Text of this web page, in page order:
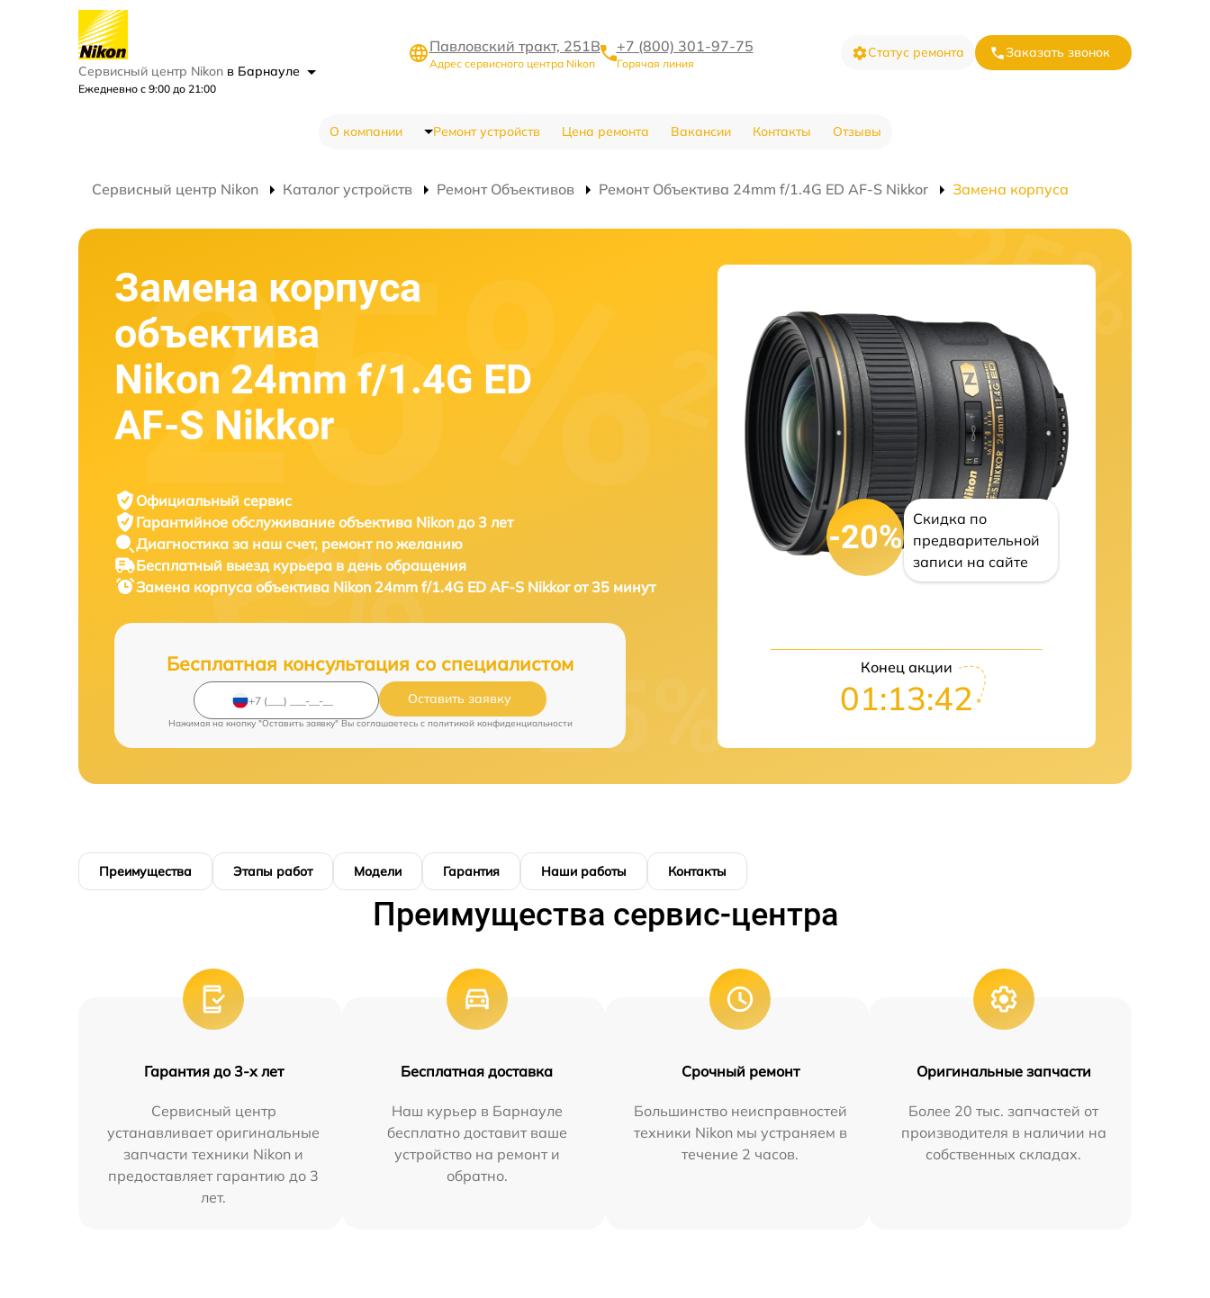
Сервисный центр Nikon в Барнауле
Ежедневно с 9:00 до 21:00
Павловский тракт, 251В
Адрес сервисного центра Nikon
+7 (800) 301-97-75
Горячая линия
Статус ремонта Заказать звонок
О компании Ремонт устройств Цена ремонта Вакансии Контакты Отзывы
Сервисный центр Nikon Каталог устройств Ремонт Объективов Ремонт Объектива 24mm f/1.4G ED AF-S Nikkor Замена корпуса
Замена корпуса
объектива
Nikon 24mm f/1.4G ED
AF-S Nikkor
Официальный сервис
Гарантийное обслуживание объектива Nikon до 3 лет
Диагностика за наш счет, ремонт по желанию
Бесплатный выезд курьера в день обращения
Замена корпуса объектива Nikon 24mm f/1.4G ED AF-S Nikkor от 35 минут
Бесплатная консультация со специалистом
Оставить заявку
Нажимая на кнопку "Оставить заявку" Вы соглашаетесь c политикой конфиденциальности
-20%
Скидка по
предварительной
записи на сайте
Конец акции
01:13:41
Преимущества Этапы работ Модели Гарантия Наши работы Контакты
Преимущества сервис-центра
Гарантия до 3-х лет
Сервисный центр
устанавливает оригинальные
запчасти техники Nikon и
предоставляет гарантию до 3
лет.
Бесплатная доставка
Наш курьер в Барнауле
бесплатно доставит ваше
устройство на ремонт и
обратно.
Срочный ремонт
Большинство неисправностей
техники Nikon мы устраняем в
течение 2 часов.
Оригинальные запчасти
Более 20 тыс. запчастей от
производителя в наличии на
собственных складах.